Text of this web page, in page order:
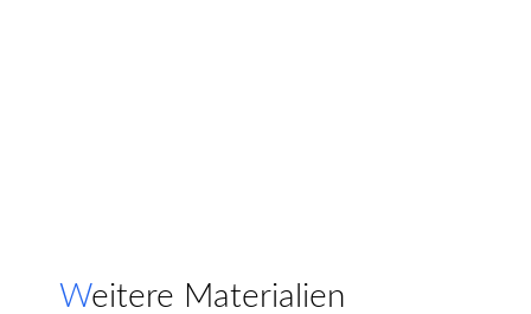
Weitere Materialien